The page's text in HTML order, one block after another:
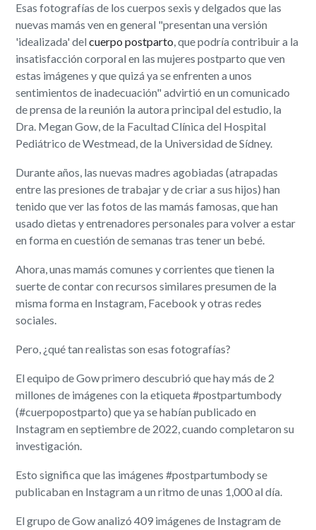
Esas fotografías de los cuerpos sexis y delgados que las
nuevas mamás ven en general "presentan una versión
'idealizada' delcuerpo postparto, que podría contribuir a la
insatisfacción corporal en las mujeres postparto que ven
estas imágenes y que quizá ya se enfrenten a unos
sentimientos de inadecuación" advirtió en un comunicado
de prensa de la reunión la autora principal del estudio, la
Dra. Megan Gow, de la Facultad Clínica del Hospital
Pediátrico de Westmead, de la Universidad de Sídney.
Durante años, las nuevas madres agobiadas (atrapadas
entre las presiones de trabajar y de criar a sus hijos) han
tenido que ver las fotos de las mamás famosas, que han
usado dietas y entrenadores personales para volver a estar
en forma en cuestión de semanas tras tener un bebé.
Ahora, unas mamás comunes y corrientes que tienen la
suerte de contar con recursos similares presumen de la
misma forma en Instagram, Facebook y otras redes
sociales.
Pero, ¿qué tan realistas son esas fotografías?
El equipo de Gow primero descubrió que hay más de 2
millones de imágenes con la etiqueta #postpartumbody
(#cuerpopostparto) que ya se habían publicado en
Instagram en septiembre de 2022, cuando completaron su
investigación.
Esto significa que las imágenes #postpartumbody se
publicaban en Instagram a un ritmo de unas 1,000 al día.
El grupo de Gow analizó 409 imágenes de Instagram de